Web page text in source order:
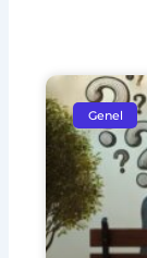
Genel